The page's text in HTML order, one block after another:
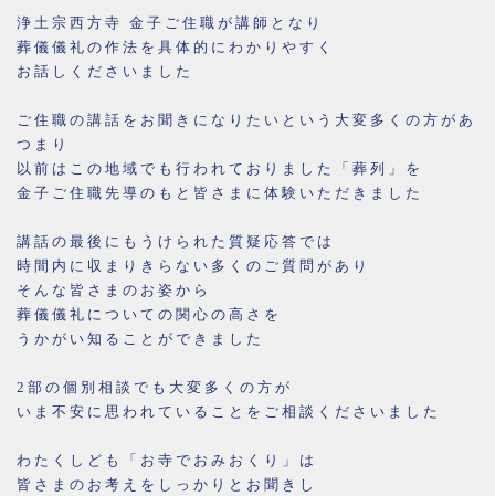
浄土宗西方寺 金子ご住職が講師となり
葬儀儀礼の作法を具体的にわかりやすく
お話しくださいました
ご住職の講話をお聞きになりたいという大変多くの方があ
つまり
以前はこの地域でも行われておりました「葬列」を
金子ご住職先導のもと皆さまに体験いただきました
講話の最後にもうけられた質疑応答では
時間内に収まりきらない多くのご質問があり
そんな皆さまのお姿から
葬儀儀礼についての関心の高さを
うかがい知ることができました
2部の個別相談でも大変多くの方が
いま不安に思われていることをご相談くださいました
わたくしども「お寺でおみおくり」は
皆さまのお考えをしっかりとお聞きし